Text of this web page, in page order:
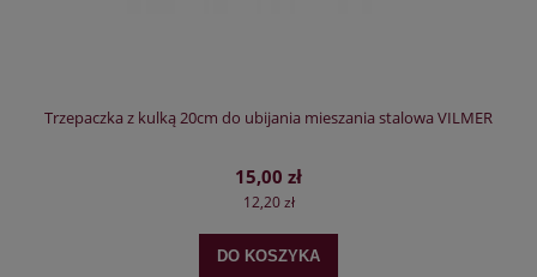
Trzepaczka z kulką 20cm do ubijania mieszania stalowa VILMER
15,00 zł
12,20 zł
DO KOSZYKA